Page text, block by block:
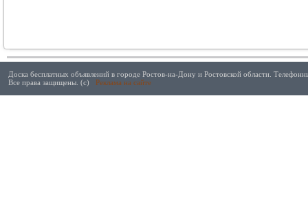
Доска бесплатных объявлений в городе Ростов-на-Дону и Ростовской области.
Все права защищены. (с) Реклама на сайте